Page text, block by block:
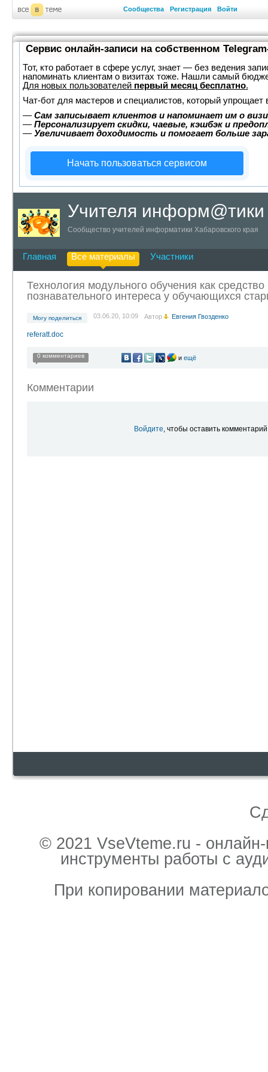
Сообщества Регистрация Войти
Сервис онлайн-записи на собственном
Тот, кто работает в сфере услуг, знает — без ведения
напоминать клиентам о визитах тоже. Нашли самый
Для новых пользователей первый месяц бесплатно.
Чат-бот для мастеров и специалистов, который упрощает
— Сам записывает клиентов и напоминает им о
— Персонализирует скидки, чаевые, кэшбэк и
— Увеличивает доходимость и помогает больше
Начать пользоваться сервисом
Учителя информ@тики
Сообщество учителей информатики Хабаровского края
Главная Все материалы Участники
Технология модульного обучения как средство
познавательного интереса у обучающихся
Могу поделиться 03.06.20, 10:09 Автор Евгения Гвозденко
referatt.doc
0 комментариев и ещё
Комментарии
Войдите, чтобы оставить комментарий
© 2021 VseVteme.ru -
инструменты работы с
При копировании